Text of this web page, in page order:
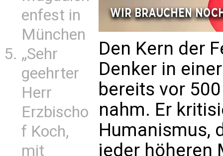
enfest in
München
„Sehr
geehrter
Herr
Erzbischo
f Koch,
mit
Den Kern der
Denker in
bereits vor
nahm. Er
Humanismus,
jeder höheren